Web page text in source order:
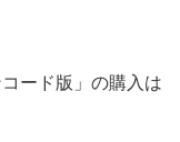
ード版」の購入は